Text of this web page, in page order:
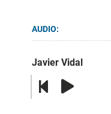
AUDIO:
Javier Vidal